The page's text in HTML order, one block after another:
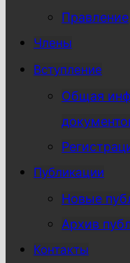
Правление
Члены
Вступление
Общая
Публикации
Новые
Архив
Контакты